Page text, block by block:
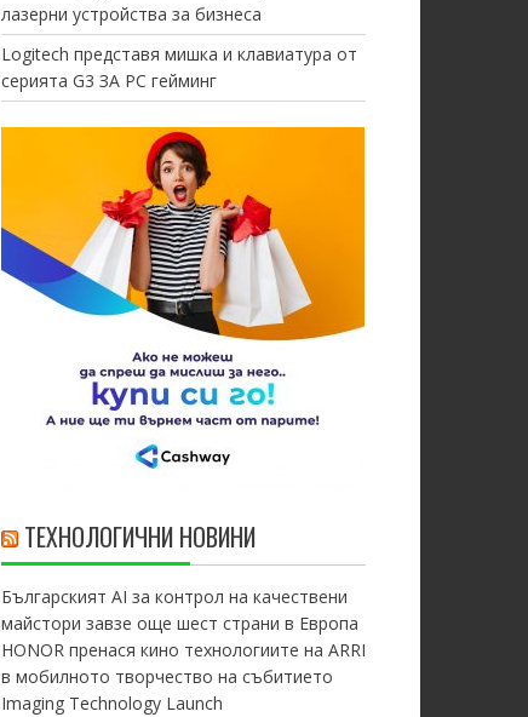
лазерни устройства за бизнеса
Logitech представя мишка и клавиатура от
серията G3 ЗА PC гейминг
ТЕХНОЛОГИЧНИ НОВИНИ
Българският AI за контрол на качествени
майстори завзе още шест страни в Европа
HONOR пренася кино технологиите на ARRI
в мобилното творчество на събитието
Imaging Technology Launch